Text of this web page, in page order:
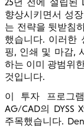
25년 전에 설립된
향상시키면서 성
는 전략을 뒷받침
했습니다. 이러한
핑, 인쇄 및 마감,
하는 이미 광범위
것입니다.
이 투자 프로그
AG/CAD의 DYSS
주목했습니다.